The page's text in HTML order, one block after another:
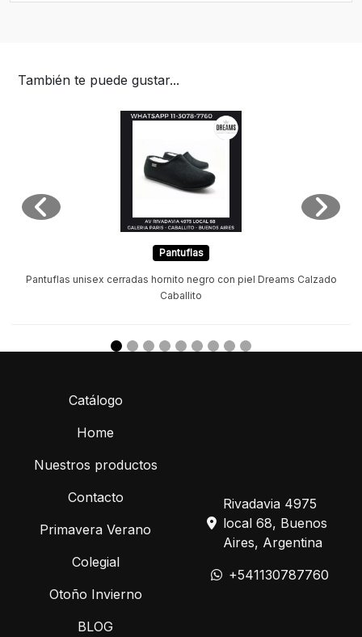
También te puede gustar...
Pantuflas
Pantuflas unisex cerradas hornito negro con piel Dreams Calzado
Caballito
Catálogo
Home
Nuestros productos
Contacto
Primavera Verano
Colegial
Otoño Invierno
BLOG
Rivadavia 4975
local 68, Buenos
Aires, Argentina
+541130787760